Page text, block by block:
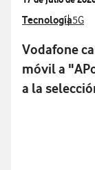
Ver más notas
TecnologíaVer
5G
Vodafone
móvil a
a la